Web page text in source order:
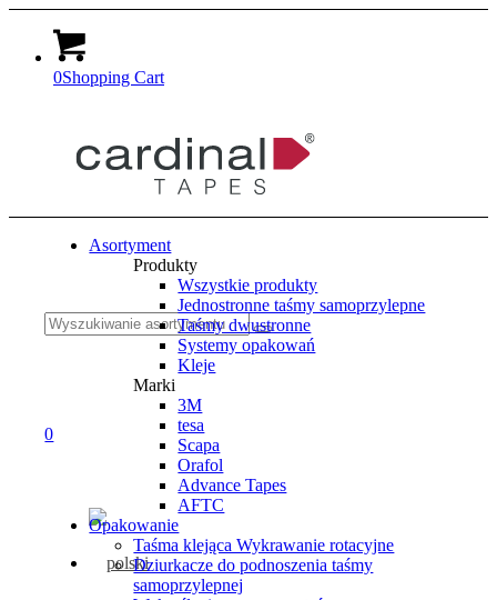
0Shopping Cart
Suche
nach:
0
Asortyment
Produkty
Wszystkie produkty
Jednostronne taśmy samoprzylepne
Taśmy dwustronne
Systemy opakowań
Kleje
Marki
3M
tesa
Scapa
Orafol
Advance Tapes
AFTC
Opakowanie
Taśma klejąca Wykrawanie rotacyjne
Dziurkacze do podnoszenia taśmy
samoprzylepnej